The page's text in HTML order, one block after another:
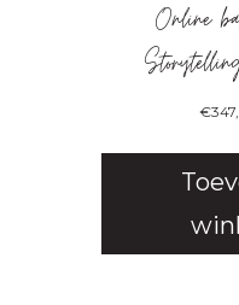
Online
€